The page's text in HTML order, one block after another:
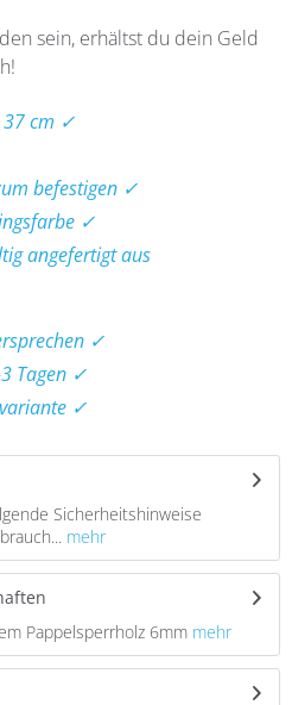
sein, erhältst du dein Geld
37 cm ✓
befestigen ✓
✓
angefertigt aus
✓
Tagen ✓
✓
Sicherheitshinweise
mehr
Pappelsperrholz 6mm mehr